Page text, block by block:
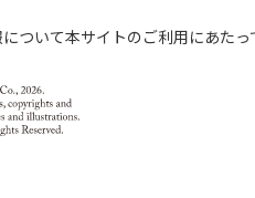
ついて本サイトのご利用にあた